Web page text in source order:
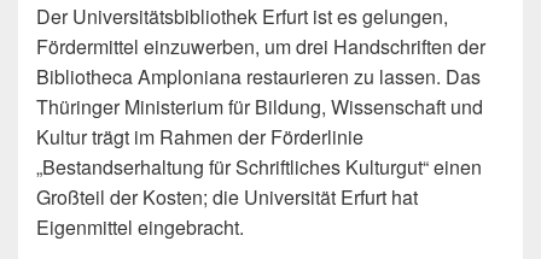
Der Universitätsbibliothek Erfurt ist es gelungen,
Fördermittel einzuwerben, um drei Handschriften der
Bibliotheca Amploniana restaurieren zu lassen. Das
Thüringer Ministerium für Bildung, Wissenschaft und
Kultur trägt im Rahmen der Förderlinie
„Bestandserhaltung für Schriftliches Kulturgut“ einen
Großteil der Kosten; die Universität Erfurt hat
Eigenmittel eingebracht.